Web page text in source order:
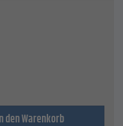
den Warenkorb